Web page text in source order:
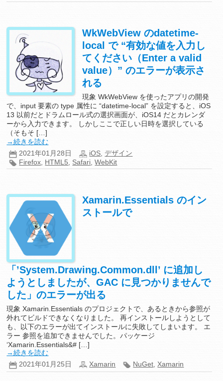
WkWebView のdatetime-
local で “有効な値を入力し
てください（Enter a valid
value）” のエラーが表示さ
れる
現象 WkWebView を使ったアプリの開発
で、input 要素の type 属性に “datetime-local” を設定すると、iOS
13 以前だとドラムロール式の選択画面が、iOS14 だとカレンダ
ーから入力できます。 しかしここで正しい日時を選択している
（そもそ […]
→続きを読む
2021年01月28日
iOS ,デザイン
Firefox HTML5 Safari ,WebKit
Xamarin.Essentials のイン
ストールで
「’System.Drawing.Common.dll’ に追加し
ようとしましたが、GAC に見つかりませんで
した」のエラーが出る
現象 Xamarin.Essentials のプロジェクトで、あるときから参照が
外れてビルドできなくなりました。 再インストールしようとして
も、以下のエラーが出てインストールに失敗してしまいます。 エ
ラー 参照を追加できませんでした。パッケージ
‘Xamarin.Essentials&# […]
→続きを読む
2021年01月25日
Xamarin NuGet Xamarin